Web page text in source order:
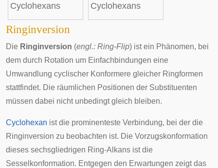
Cyclohexans
Cyclohexans
Ringinversion
Die Ringinversion (engl.: Ring-Flip) ist ein Phänomen, bei
dem durch Rotation um Einfachbindungen eine
Umwandlung cyclischer Konformere gleicher Ringformen
stattfindet. Die räumlichen Positionen der Substituenten
müssen dabei nicht unbedingt gleich bleiben.
Cyclohexan ist die prominenteste Verbindung, bei der die
Ringinversion zu beobachten ist. Die Vorzugskonformation
dieses sechsgliedrigen Ring-Alkans ist die
Sesselkonformation. Entgegen den Erwartungen zeigt das